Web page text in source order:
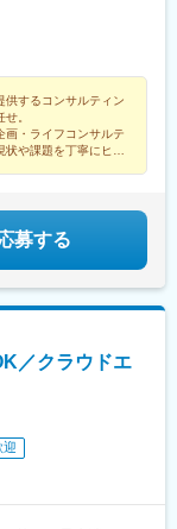
供するコンサルティン
。
画・ライフコンサルテ
や課題を丁寧にヒア
募する
／クラウドエ
迎